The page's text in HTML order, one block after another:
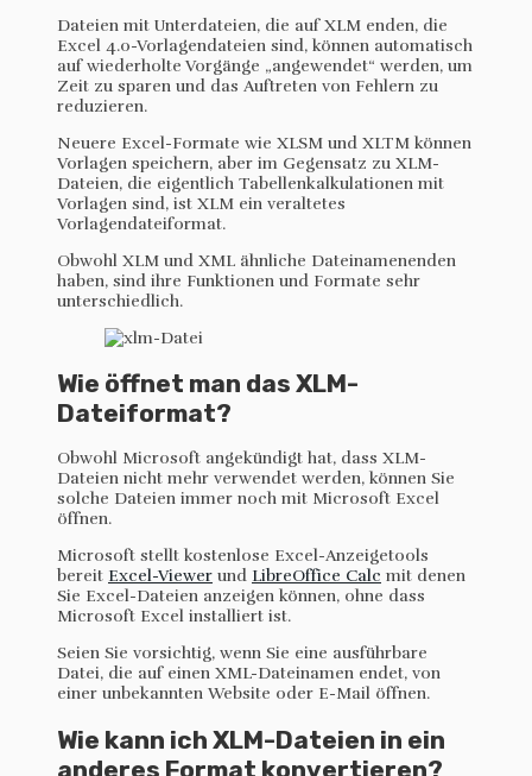
Dateien mit Unterdateien, die auf XLM enden, die
Excel 4.0-Vorlagendateien sind, können automatisch
auf wiederholte Vorgänge „angewendet“ werden, um
Zeit zu sparen und das Auftreten von Fehlern zu
reduzieren.
Neuere Excel-Formate wie XLSM und XLTM können
Vorlagen speichern, aber im Gegensatz zu XLM-
Dateien, die eigentlich Tabellenkalkulationen mit
Vorlagen sind, ist XLM ein veraltetes
Vorlagendateiformat.
Obwohl XLM und XML ähnliche Dateinamenenden
haben, sind ihre Funktionen und Formate sehr
unterschiedlich.
Wie öffnet man das XLM-
Dateiformat?
Obwohl Microsoft angekündigt hat, dass XLM-
Dateien nicht mehr verwendet werden, können Sie
solche Dateien immer noch mit Microsoft Excel
öffnen.
Microsoft stellt kostenlose Excel-Anzeigetools
bereit Excel-Viewer und LibreOffice Calc mit denen
Sie Excel-Dateien anzeigen können, ohne dass
Microsoft Excel installiert ist.
Seien Sie vorsichtig, wenn Sie eine ausführbare
Datei, die auf einen XML-Dateinamen endet, von
einer unbekannten Website oder E-Mail öffnen.
Wie kann ich XLM-Dateien in ein
anderes Format konvertieren?